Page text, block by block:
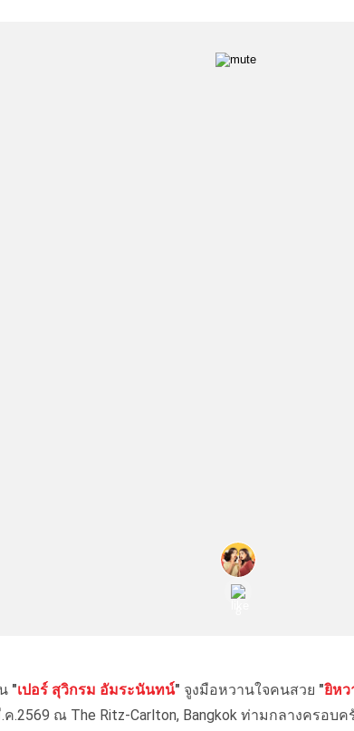
"เปอร์ สุวิกรม อัมระนันทน์" จูงมือหวานใจคนสวย "ยิหว
ณ The Ritz-Carlton, Bangkok ท่ามกลางครอบค